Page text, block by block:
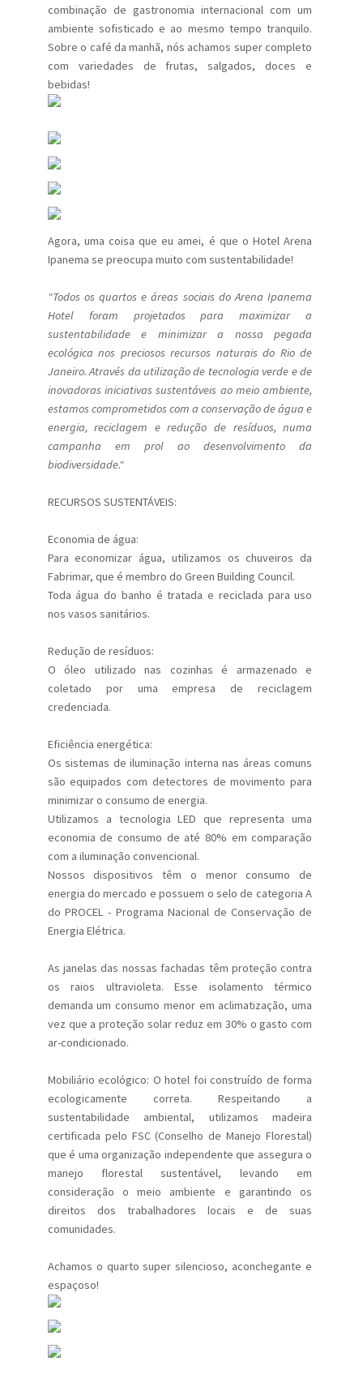
combinação de gastronomia internacional com um
ambiente sofisticado e ao mesmo tempo tranquilo.
Sobre o café da manhã, nós achamos super completo
com variedades de frutas, salgados, doces e
bebidas!
Agora, uma coisa que eu amei, é que o Hotel Arena
Ipanema se preocupa muito com sustentabilidade!
"Todos os quartos e áreas sociais do Arena Ipanema
Hotel foram projetados para maximizar a
sustentabilidade e minimizar a nossa pegada
ecológica nos preciosos recursos naturais do Rio de
Janeiro. Através da utilização de tecnologia verde e de
inovadoras iniciativas sustentáveis ao meio ambiente,
estamos comprometidos com a conservação de água e
energia, reciclagem e redução de resíduos, numa
campanha em prol ao desenvolvimento da
biodiversidade."
RECURSOS SUSTENTÁVEIS:
Economia de água:
Para economizar água, utilizamos os chuveiros da
Fabrimar, que é membro do Green Building Council.
Toda água do banho é tratada e reciclada para uso
nos vasos sanitários.
Redução de resíduos:
O óleo utilizado nas cozinhas é armazenado e
coletado por uma empresa de reciclagem
credenciada.
Eficiência energética:
Os sistemas de iluminação interna nas áreas comuns
são equipados com detectores de movimento para
minimizar o consumo de energia.
Utilizamos a tecnologia LED que representa uma
economia de consumo de até 80% em comparação
com a iluminação convencional.
Nossos dispositivos têm o menor consumo de
energia do mercado e possuem o selo de categoria A
do PROCEL - Programa Nacional de Conservação de
Energia Elétrica.
As janelas das nossas fachadas têm proteção contra
os raios ultravioleta. Esse isolamento térmico
demanda um consumo menor em aclimatização, uma
vez que a proteção solar reduz em 30% o gasto com
ar-condicionado.
Mobiliário ecológico: O hotel foi construído de forma
ecologicamente correta. Respeitando a
sustentabilidade ambiental, utilizamos madeira
certificada pelo FSC (Conselho de Manejo Florestal)
que é uma organização independente que assegura o
manejo florestal sustentável, levando em
consideração o meio ambiente e garantindo os
direitos dos trabalhadores locais e de suas
comunidades.
Achamos o quarto super silencioso, aconchegante e
espaçoso!